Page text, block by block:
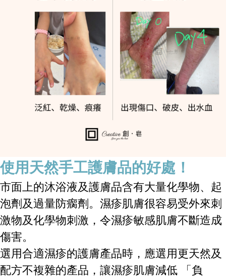
使用天然手工護膚品的好處！
市面上的沐浴液及護膚品含有大量化學物、起
泡劑及過量防瘸劑。濕疹肌膚很容易受外來刺
激物及化學物刺激，令濕疹敏感肌膚不斷造成
傷害。
選用合適濕疹的護膚產品時，應選用更天然及
配方不複雜的產品，讓濕疹肌膚減低 「負